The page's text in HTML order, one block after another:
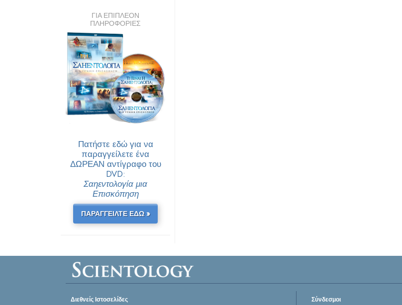
ΓΙΑ ΕΠΙΠΛΕΟΝ
ΠΛΗΡΟΦΟΡΙΕΣ
Πατήστε εδώ για να
παραγγείλετε ένα
ΔΩΡΕΑΝ αντίγραφο του
DVD:
Σαηεντολογία μια
Επισκόπηση
ΠΑΡΑΓΓΕΙΛΤΕ ΕΔΩ »
Διεθνείς Ιστοσελίδες Σύνδεσμοι